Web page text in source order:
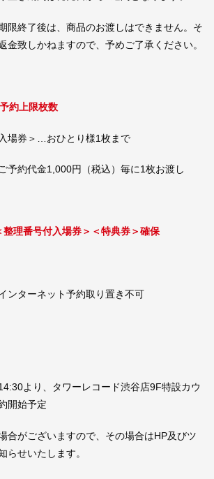
限終了後は、商品のお渡しはできません。そ
金致しかねますので、予めご了承ください。
約上限枚数
場券＞…おひとり様1枚まで
予約代金1,000円（税込）毎に1枚お渡し
整理番号付入場券＞＜特典券＞確保
ンターネット予約取り置き不可
より、タワーレコード渋谷店9F特設カウ
開始予定
合がございますので、その場合はHP及びツ
らせいたします。